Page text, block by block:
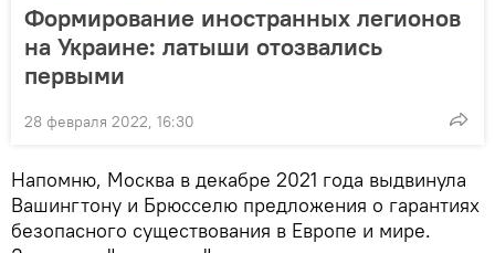
Формирование иностранных легионов
на Украине: латыши отозвались
первыми
28 февраля 2022, 16:30
Напомню, Москва в декабре 2021 года выдвинула
Вашингтону и Брюсселю предложения о гарантиях
безопасного существования в Европе и мире.